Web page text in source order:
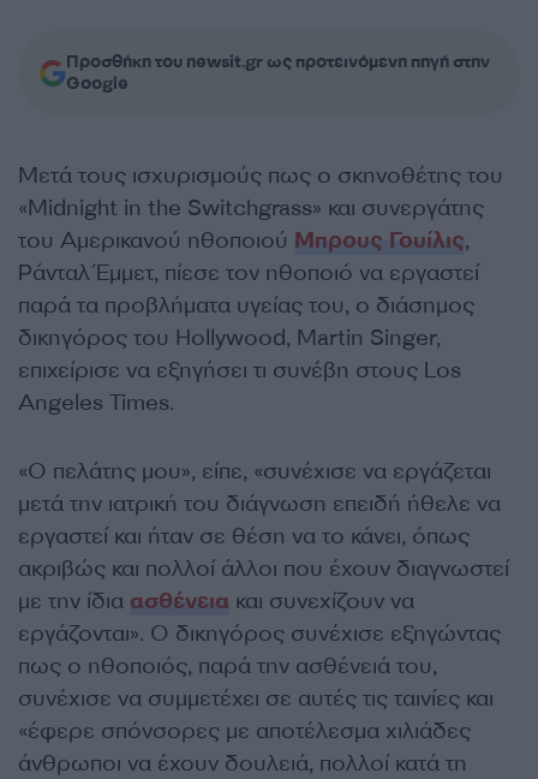
Προσθήκη του newsit.gr ως προτεινόμενη πηγή στην
Google
Μετά τους ισχυρισμούς πως ο σκηνοθέτης του
«Midnight in the Switchgrass» και συνεργάτης
του Αμερικανού ηθοποιού Μπρους Γουίλις,
Ράνταλ Έμμετ, πίεσε τον ηθοποιό να εργαστεί
παρά τα προβλήματα υγείας του, ο διάσημος
δικηγόρος του Hollywood, Martin Singer,
επιχείρισε να εξηγήσει τι συνέβη στους Los
Angeles Times.
«Ο πελάτης μου», είπε, «συνέχισε να εργάζεται
μετά την ιατρική του διάγνωση επειδή ήθελε να
εργαστεί και ήταν σε θέση να το κάνει, όπως
ακριβώς και πολλοί άλλοι που έχουν διαγνωστεί
με την ίδια ασθένεια και συνεχίζουν να
εργάζονται». Ο δικηγόρος συνέχισε εξηγώντας
πως ο ηθοποιός, παρά την ασθένειά του,
συνέχισε να συμμετέχει σε αυτές τις ταινίες και
«έφερε σπόνσορες με αποτέλεσμα χιλιάδες
άνθρωποι να έχουν δουλειά, πολλοί κατά τη